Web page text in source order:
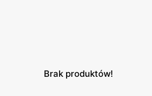
Brak produktów!